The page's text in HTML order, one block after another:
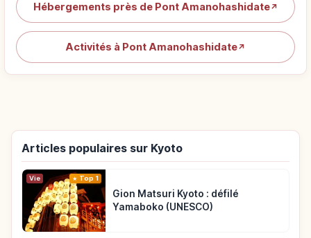
Hébergements près de Pont Amanohashidate↗
Activités à Pont Amanohashidate↗
Articles populaires sur Kyoto
Vie Top 1
Gion Matsuri Kyoto : défilé
Yamaboko (UNESCO)